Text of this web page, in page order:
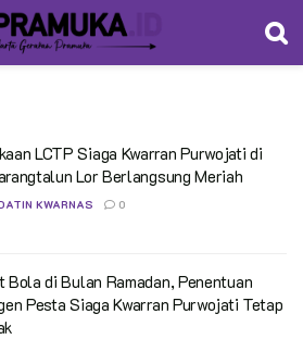
LCTP Siaga Kwarran Purwojati di
Lor Berlangsung Meriah
KWARNAS 0
Bola di Bulan Ramadan, Penentuan
Pesta Siaga Kwarran Purwojati Tetap